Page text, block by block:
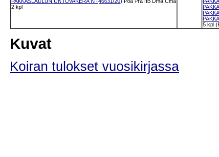
2 kpl
5 kpl
Kuvat
Koiran tulokset vuosikirjassa